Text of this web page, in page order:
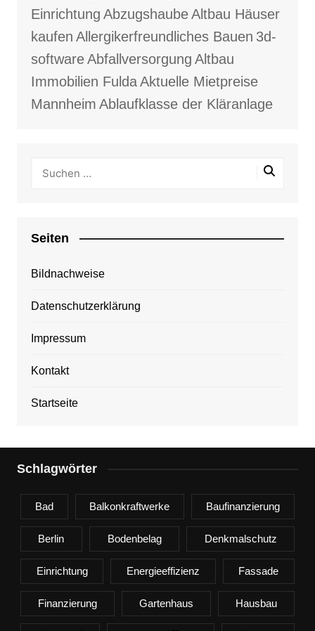
Einrichtung AbzugshaubeAltbau Häuser
kaufen Allergikerfreundliches Bauen 3d-
softwareAbfallversorgung Altbau
Immobilien FuldaAktuelle Mietpreise
Mannheim Ablaufklasse der Kläranlage
Seiten
Bildnachweise
Datenschutzerklärung
Impressum
Kontakt
Startseite
Schlagwörter
Bad Balkonkraftwerke Baufinanzierung
Berlin Bodenbelag Denkmalschutz
Einrichtung Energieeffizienz Fassade
Finanzierung Gartenhaus Hausbau